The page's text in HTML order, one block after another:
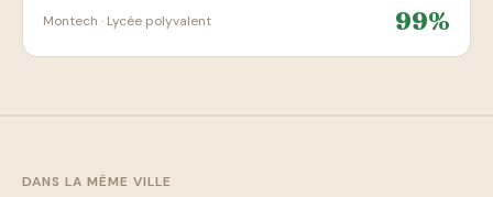
Montech · Lycée polyvalent 99%
DANS LA MÊME VILLE